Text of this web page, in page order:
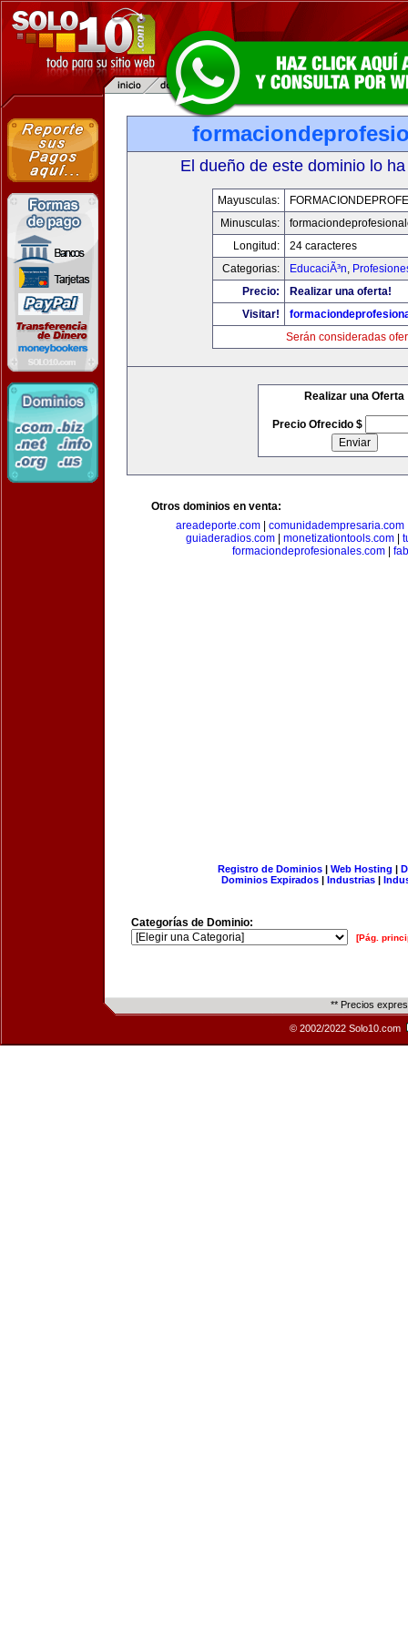
El dueño de este dominio lo
Mayusculas:
Minusculas:
Longitud:
24 caracteres
Categorias:
EducaciÃ³n,
Precio:
Realizar una oferta!
Visitar!
Serán consideradas
Realizar una Oferta
Precio Ofrecido $
Otros dominios en venta:
areadeporte.com| comunidadempresaria.com
guiaderadios.com| monetizationtools.com|
formaciondeprofesionales.com|
Registro de Dominios| Web Hosting |
Dominios Expirados | Industrias |
Categorías de Dominio:
[Pág.
** Precios
© 2002/2022 Solo10.com